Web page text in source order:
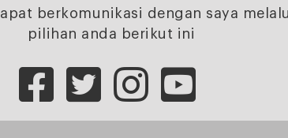
berkomunikasi dengan saya
pilihan anda berikut ini